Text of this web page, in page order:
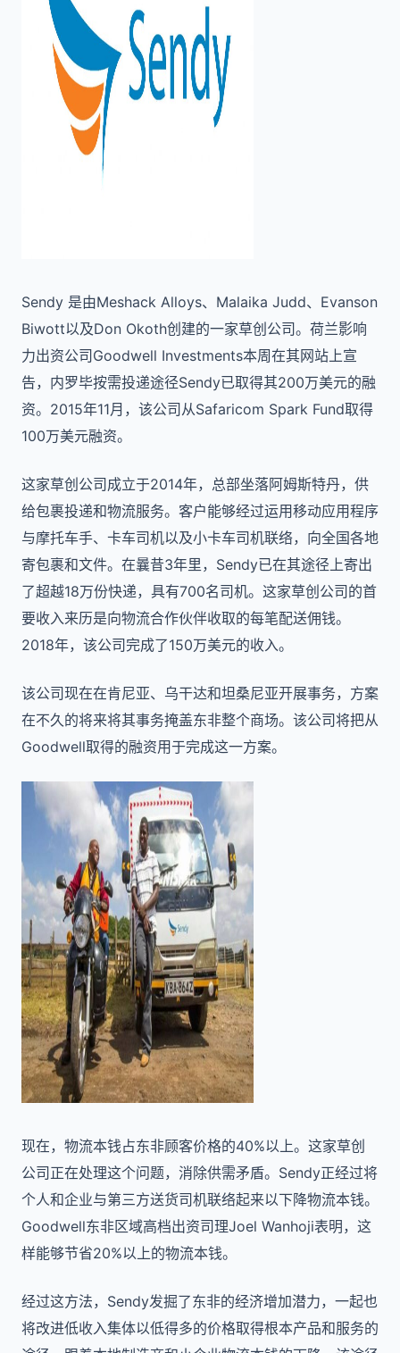
Sendy 是由Meshack Alloys、Malaika Judd、Evanson
Biwott以及Don Okoth创建的一家草创公司。荷兰影响
力出资公司Goodwell Investments本周在其网站上宣
告，内罗毕按需投递途径Sendy已取得其200万美元的融
资。2015年11月，该公司从Safaricom Spark Fund取得
100万美元融资。
这家草创公司成立于2014年，总部坐落阿姆斯特丹，供
给包裹投递和物流服务。客户能够经过运用移动应用程序
与摩托车手、卡车司机以及小卡车司机联络，向全国各地
寄包裹和文件。在曩昔3年里，Sendy已在其途径上寄出
了超越18万份快递，具有700名司机。这家草创公司的首
要收入来历是向物流合作伙伴收取的每笔配送佣钱。
2018年，该公司完成了150万美元的收入。
该公司现在在肯尼亚、乌干达和坦桑尼亚开展事务，方案
在不久的将来将其事务掩盖东非整个商场。该公司将把从
Goodwell取得的融资用于完成这一方案。
现在，物流本钱占东非顾客价格的40%以上。这家草创
公司正在处理这个问题，消除供需矛盾。Sendy正经过将
个人和企业与第三方送货司机联络起来以下降物流本钱。
Goodwell东非区域高档出资司理Joel Wanhoji表明，这
样能够节省20%以上的物流本钱。
经过这方法，Sendy发掘了东非的经济增加潜力，一起也
将改进低收入集体以低得多的价格取得根本产品和服务的